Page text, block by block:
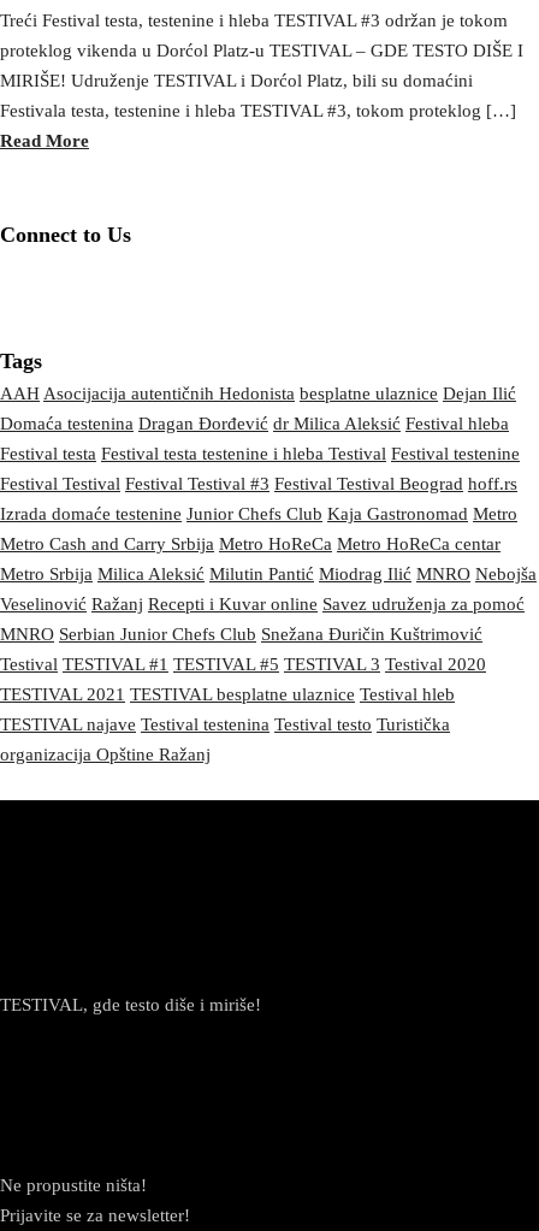
Treći Festival testa, testenine i hleba TESTIVAL #3 održan je tokom
proteklog vikenda u Dorćol Platz-u TESTIVAL – GDE TESTO DIŠE I
MIRIŠE! Udruženje TESTIVAL i Dorćol Platz, bili su domaćini
Festivala testa, testenine i hleba TESTIVAL #3, tokom proteklog […]
Read More
Connect to Us
Tags
AAH Asocijacija autentičnih Hedonista besplatne ulaznice Dejan Ilić
Domaća testenina Dragan Đorđević dr Milica Aleksić Festival hleba
Festival testa Festival testa testenine i hleba Testival Festival testenine
Festival Testival Festival Testival #3 Festival Testival Beograd hoff.rs
Izrada domaće testenine Junior Chefs Club Kaja Gastronomad Metro
Metro Cash and Carry Srbija Metro HoReCa Metro HoReCa centar
Metro Srbija Milica Aleksić Milutin Pantić Miodrag Ilić MNRO Nebojša
Veselinović Ražanj Recepti i Kuvar online Savez udruženja za pomoć
MNRO Serbian Junior Chefs Club Snežana Đuričin Kuštrimović
Testival TESTIVAL #1 TESTIVAL #5 TESTIVAL 3 Testival 2020
TESTIVAL 2021 TESTIVAL besplatne ulaznice Testival hleb
TESTIVAL najave Testival testenina Testival testo Turistička
organizacija Opštine Ražanj
TESTIVAL, gde testo diše i miriše!
Ne propustite ništa!
Prijavite se za newsletter!